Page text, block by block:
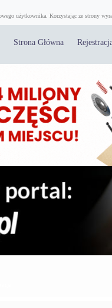
użytkownika. Korzystając ze strony
Strona Główna